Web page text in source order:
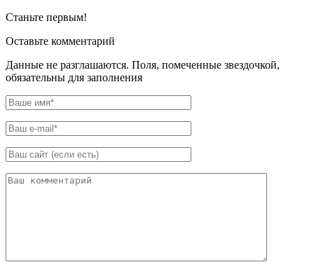
Станьте первым!
Оставьте комментарий
Данные не разглашаются. Поля, помеченные звездочкой,
обязательны для заполнения